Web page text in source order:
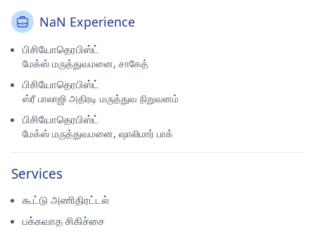
NaN Experience
பிசியோதெரபிஸ்ட்
மேக்ஸ் மருத்துவமனை, சாகேத்
பிசியோதெரபிஸ்ட்
ஸ்ரீ பாலாஜி அதிரடி மருத்துவ நிறுவனம்
பிசியோதெரபிஸ்ட்
மேக்ஸ் மருத்துவமனை, ஷாலிமார் பாக்
Services
கூட்டு அணிதிரட்டல்
பக்கவாத சிகிச்சை